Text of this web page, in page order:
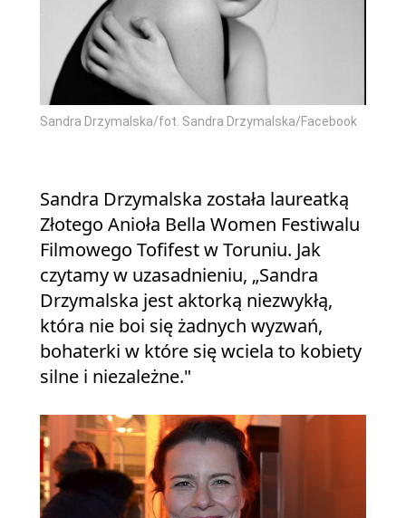
Sandra Drzymalska/fot. Sandra Drzymalska/Facebook
Sandra Drzymalska została laureatką
Złotego Anioła Bella Women Festiwalu
Filmowego Tofifest w Toruniu. Jak
czytamy w uzasadnieniu, „Sandra
Drzymalska jest aktorką niezwykłą,
która nie boi się żadnych wyzwań,
bohaterki w które się wciela to kobiety
silne i niezależne."